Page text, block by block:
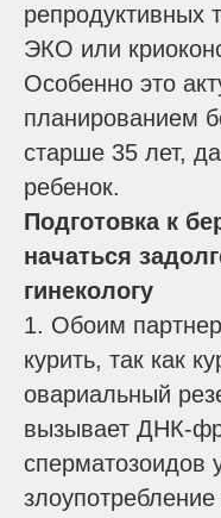
репродуктивных
ЭКО или
Особенно это
планированием
старше 35 лет,
ребенок.
Подготовка к
начаться
гинекологу
1. Обоим
курить, так как
овариальный
вызывает ДНК-
сперматозоидов